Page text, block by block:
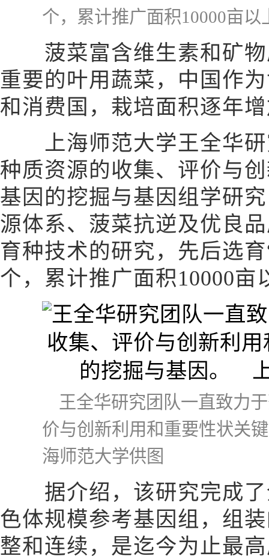
个，累计推广面积10000亩
菠菜富含维生素和矿物
重要的叶用蔬菜，中国作
和消费国，栽培面积逐年
上海师范大学王全华研
种质资源的收集、评价与
基因的挖掘与基因组学研
源体系、菠菜抗逆及优良
育种技术的研究，先后选
个，累计推广面积10000亩
王全华研究团队一直致力
价与创新利用和重要性状关
海师范大学供图
据介绍，该研究完成了
色体规模参考基因组，组
整和连续，是迄今为止最